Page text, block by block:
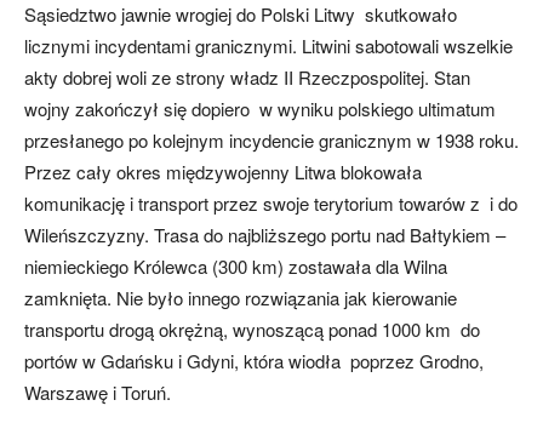
Sąsiedztwo jawnie wrogiej do Polski Litwy skutkowało
licznymi incydentami granicznymi. Litwini sabotowali wszelkie
akty dobrej woli ze strony władz II Rzeczpospolitej. Stan
wojny zakończył się dopiero w wyniku polskiego ultimatum
przesłanego po kolejnym incydencie granicznym w 1938 roku.
Przez cały okres międzywojenny Litwa blokowała
komunikację i transport przez swoje terytorium towarów z i do
Wileńszczyzny. Trasa do najbliższego portu nad Bałtykiem –
niemieckiego Królewca (300 km) zostawała dla Wilna
zamknięta. Nie było innego rozwiązania jak kierowanie
transportu drogą okrężną, wynoszącą ponad 1000 km do
portów w Gdańsku i Gdyni, która wiodła poprzez Grodno,
Warszawę i Toruń.